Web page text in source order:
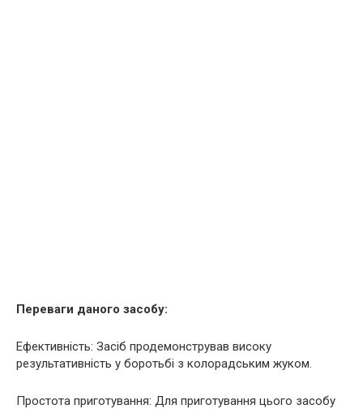
Переваги даного засобу:
Ефективність: Засіб продемонстрував високу
результативність у боротьбі з колорадським жуком.
Простота приготування: Для приготування цього засобу